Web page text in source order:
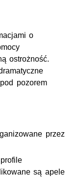
o
ostrożność.
pozorem
przez
są apele